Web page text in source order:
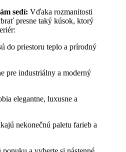
sedí: Vďaka rozmanitosti
presne taký kúsok, ktorý
do priestoru teplo a prírodný
pre industriálny a moderný
elegantne, luxusne a
nekonečnú paletu farieb a